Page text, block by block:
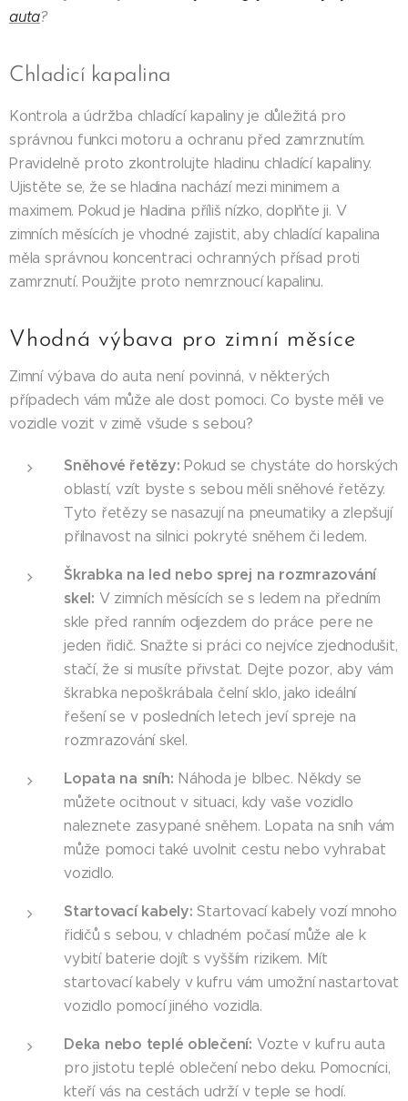
auta?
Chladicí kapalina
Kontrola a údržba chladící kapaliny je důležitá pro
správnou funkci motoru a ochranu před zamrznutím.
Pravidelně proto zkontrolujte hladinu chladící kapaliny.
Ujistěte se, že se hladina nachází mezi minimem a
maximem. Pokud je hladina příliš nízko, doplňte ji. V
zimních měsících je vhodné zajistit, aby chladící kapalina
měla správnou koncentraci ochranných přísad proti
zamrznutí. Použijte proto nemrznoucí kapalinu.
Vhodná výbava pro zimní měsíce
Zimní výbava do auta není povinná, v některých
případech vám může ale dost pomoci. Co byste měli ve
vozidle vozit v zimě všude s sebou?
Sněhové řetězy: Pokud se chystáte do horských
oblastí, vzít byste s sebou měli sněhové řetězy.
Tyto řetězy se nasazují na pneumatiky a zlepšují
přilnavost na silnici pokryté sněhem či ledem.
Škrabka na led nebo sprej na rozmrazování
skel: V zimních měsících se s ledem na předním
skle před ranním odjezdem do práce pere ne
jeden řidič. Snažte si práci co nejvíce zjednodušit,
stačí, že si musíte přivstat. Dejte pozor, aby vám
škrabka nepoškrábala čelní sklo, jako ideální
řešení se v posledních letech jeví spreje na
rozmrazování skel.
Lopata na sníh: Náhoda je blbec. Někdy se
můžete ocitnout v situaci, kdy vaše vozidlo
naleznete zasypané sněhem. Lopata na sníh vám
může pomoci také uvolnit cestu nebo vyhrabat
vozidlo.
Startovací kabely:Startovací kabely vozí mnoho
řidičů s sebou, v chladném počasí může ale k
vybití baterie dojít s vyšším rizikem. Mít
startovací kabely v kufru vám umožní nastartovat
vozidlo pomocí jiného vozidla.
Deka nebo teplé oblečení: Vozte v kufru auta
pro jistotu teplé oblečení nebo deku. Pomocníci,
kteří vás na cestách udrží v teple se hodí.